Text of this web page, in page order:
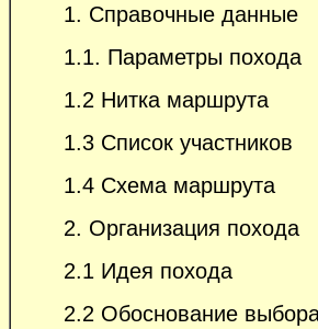
1. Справочные данные
1.1. Параметры похода
1.2 Нитка маршрута
1.3 Список участников
1.4 Схема маршрута
2. Организация похода
2.1 Идея похода
2.2 Обоснование